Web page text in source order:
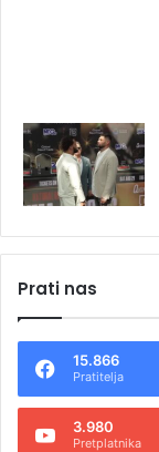
Prati nas
15.866
Pratitelja
3.980
Pretplatnika